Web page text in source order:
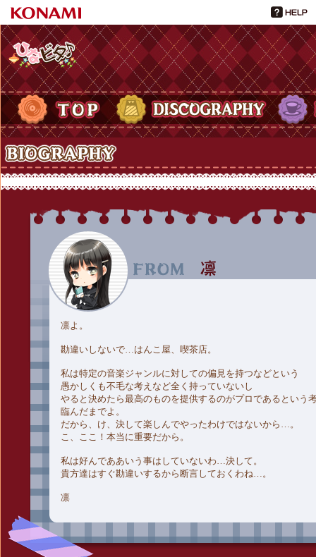
ひなビタ♪
TOP DISCOGRAPHY
Biography
凛よ。
勘違いしないで…はんこ屋、喫茶店。
私は特定の音楽ジャンルに対しての偏見を持つなどという
愚かしくも不毛な考えなど全く持っていないし
やると決めたら最高のものを提供するのがプロであるという
臨んだまでよ。
だから、け、決して楽しんでやったわけではないから…。
こ、ここ！本当に重要だから。
私は好んでああいう事はしていないわ…決して。
貴方達はすぐ勘違いするから断言しておくわね…。
凛